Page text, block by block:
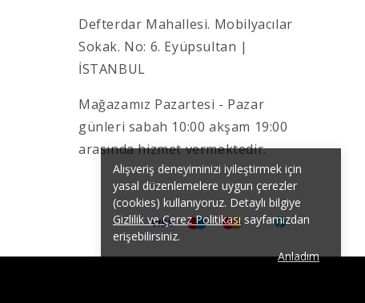
Alışveriş deneyiminizi iyileştirmek için
yasal düzenlemelere uygun çerezler
(cookies) kullanıyoruz. Detaylı bilgiye
Gizlilik ve Çerez Politikasısayfamızdan
erişebilirsiniz.
Anladım
Defterdar Mahallesi. Mobilyacılar
Sokak. No: 6. Eyüpsultan |
İSTANBUL
Mağazamız Pazartesi - Pazar
günleri sabah 10:00 akşam 19:00
arasında hizmet vermektedir.